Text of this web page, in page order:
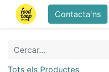
Contacta'ns
Tots els Productes